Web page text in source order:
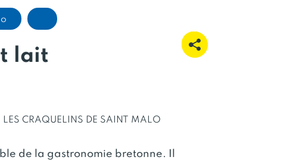
lait
LES CRAQUELINS DE SAINT MALO
de la gastronomie bretonne. Il